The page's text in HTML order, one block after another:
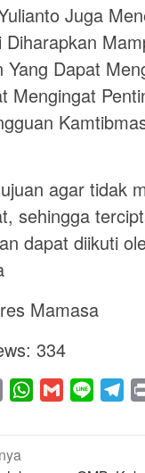
Juga
Yang Dapat
Mengingat
agar tidak
sehingga
dapat diikuti
Mamasa
334
Email WhatsApp
Gmail Line